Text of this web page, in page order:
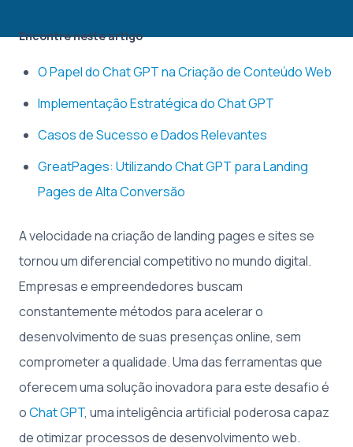
Encontre neste artigo
O Papel do Chat GPT na Criação de Conteúdo Web
Implementação Estratégica do Chat GPT
Casos de Sucesso e Dados Relevantes
GreatPages: Utilizando Chat GPT para Landing
Pages de Alta Conversão
A velocidade na criação de landing pages e sites se
tornou um diferencial competitivo no mundo digital.
Empresas e empreendedores buscam
constantemente métodos para acelerar o
desenvolvimento de suas presenças online, sem
comprometer a qualidade. Uma das ferramentas que
oferecem uma solução inovadora para este desafio é
oChat GPT, uma inteligência artificial poderosa capaz
de otimizar processos de desenvolvimento web.